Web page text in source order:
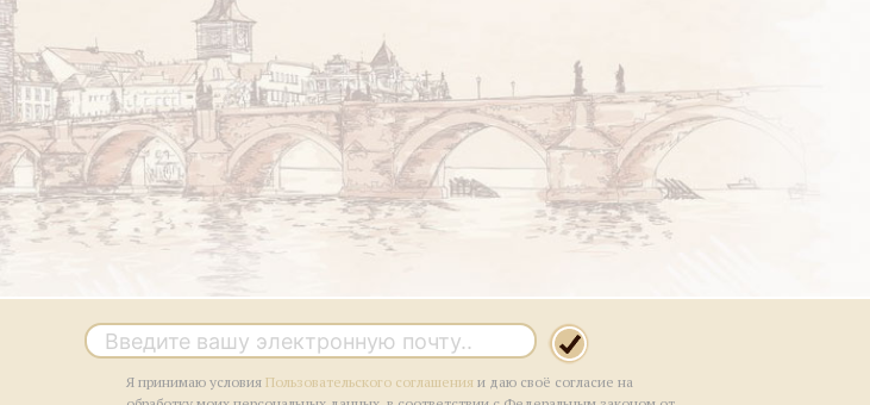
Я принимаю условия Пользовательского соглашения и даю своё согласие на